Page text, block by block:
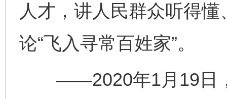
人才，讲人民群众听得
论“飞入寻常百姓家”。
——2020年1月19日，